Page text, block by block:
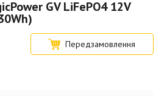
GV LiFePО4 12V
Передзамовлення